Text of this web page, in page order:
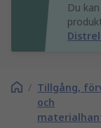
Du
/ Tillgång,
och